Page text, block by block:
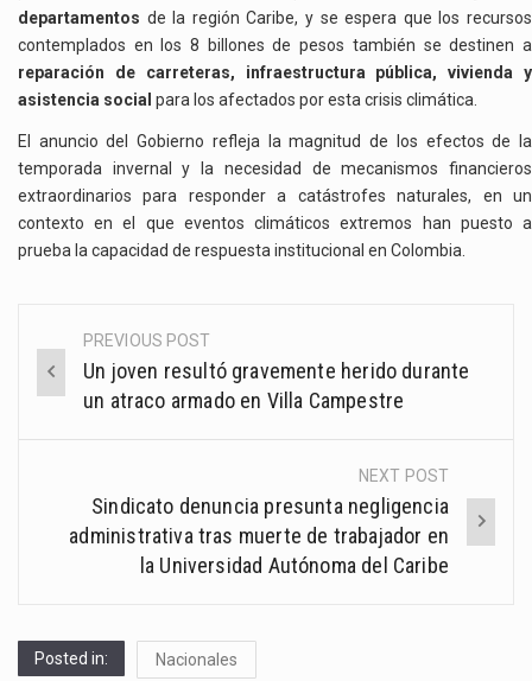
departamentos de la región Caribe, y se espera que los recursos
contemplados en los 8 billones de pesos también se destinen a
reparación de carreteras, infraestructura pública, vivienda y
asistencia social para los afectados por esta crisis climática.
El anuncio del Gobierno refleja la magnitud de los efectos de la
temporada invernal y la necesidad de mecanismos financieros
extraordinarios para responder a catástrofes naturales, en un
contexto en el que eventos climáticos extremos han puesto a
prueba la capacidad de respuesta institucional en Colombia.
Post
navigation
PREVIOUS POST
Un joven resultó gravemente herido durante
un atraco armado en Villa Campestre
NEXT POST
Sindicato denuncia presunta negligencia
administrativa tras muerte de trabajador en
la Universidad Autónoma del Caribe
Posted in: Nacionales